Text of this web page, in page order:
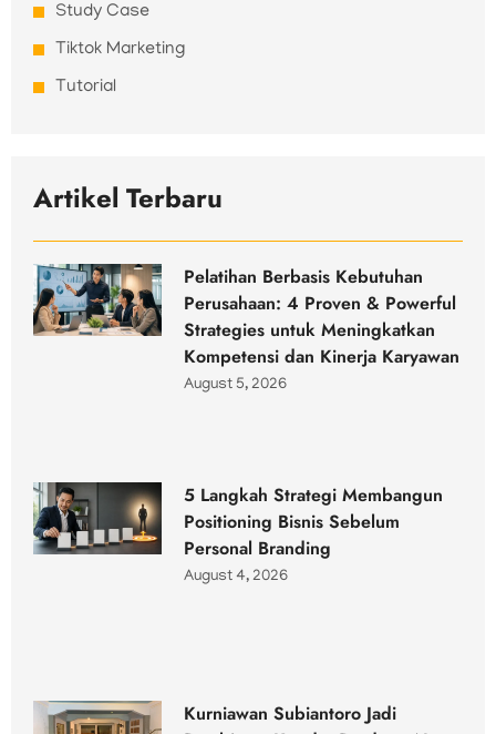
Study Case
Tiktok Marketing
Tutorial
Artikel Terbaru
Pelatihan Berbasis Kebutuhan
Perusahaan: 4 Proven & Powerful
Strategies untuk Meningkatkan
Kompetensi dan Kinerja Karyawan
August 5, 2026
5 Langkah Strategi Membangun
Positioning Bisnis Sebelum
Personal Branding
August 4, 2026
Kurniawan Subiantoro Jadi